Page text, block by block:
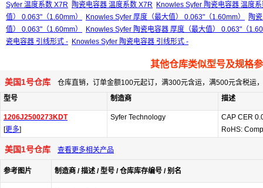
Syfer 温度系数 X7R
陶瓷电容器 温度系数 X7R
Knowles Syfer 陶瓷电容器 温度
值） 0.063"（1.60mm）
Knowles Syfer 厚度（最大值） 0.063"（1.60mm）
陶
值） 0.063"（1.60mm）
Knowles Syfer 陶瓷电容器 厚度（最大值） 0.063"（
瓷电容器 引线形式 - Knowles Syfer 陶瓷电容器 引线形式 -
其他仓库类似型号及规格
美国1号仓库 仓库直销，订单金额100元起订，满300元含运，满500元含税运
型号
制造商 描述
1206J2500273KDT
[更多]
Syfer Technology
CAP CER
RoHS:
美国1号仓库 查看更多相关产品
参考图片 制造商 / 描述 / 型号 / 仓库库存编号 / 别名